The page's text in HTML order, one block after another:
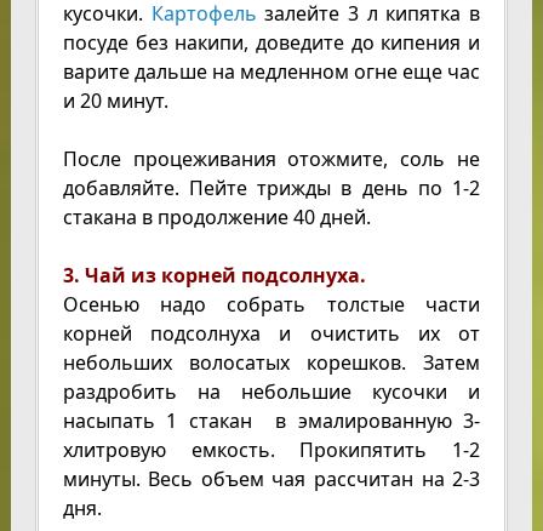
кусочки. Картофель залейте 3 л кипятка в
посуде без накипи, доведите до кипения и
варите дальше на медленном огне еще час
и 20 минут.
После процеживания отожмите, соль не
добавляйте. Пейте трижды в день по 1-2
стакана в продолжение 40 дней.
3. Чай из корней подсолнуха.
Осенью надо собрать толстые части
корней подсолнуха и очистить их от
небольших волосатых корешков. Затем
раздробить на небольшие кусочки и
насыпать 1 стакан в эмалированную 3-
хлитровую емкость. Прокипятить 1-2
минуты. Весь объем чая рассчитан на 2-3
дня.